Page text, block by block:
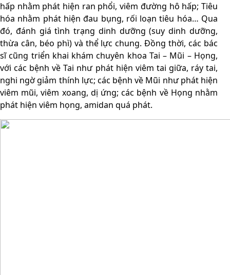
hấp nhằm phát hiện ran phổi, viêm đường hô hấp; Tiêu
hóa nhằm phát hiện đau bụng, rối loạn tiêu hóa… Qua
đó, đánh giá tình trạng dinh dưỡng (suy dinh dưỡng,
thừa cân, béo phì) và thể lực chung. Đồng thời, các bác
sĩ cũng triển khai khám chuyên khoa Tai – Mũi – Họng,
với các bệnh về Tai như phát hiện viêm tai giữa, ráy tai,
nghi ngờ giảm thính lực; các bệnh về Mũi như phát hiện
viêm mũi, viêm xoang, dị ứng; các bệnh về Họng nhằm
phát hiện viêm họng, amidan quá phát.